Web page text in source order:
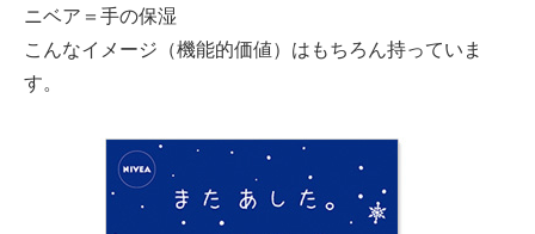
ニベア＝手の保湿
こんなイメージ（機能的価値）はもちろん持っていま
す。